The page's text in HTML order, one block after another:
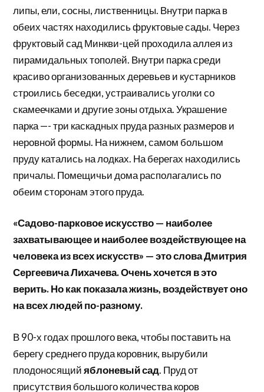
липы, ели, сосны, лиственницы. Внутри парка в
обеих частях находились фруктовые сады. Через
фруктовый сад Минкви-цей проходила аллея из
пирамидальных тополей. Внутри парка среди
красиво организованных деревьев и кустарников
строились беседки, устраивались уголки со
скамеечками и другие зоны отдыха. Украшение
парка —- три каскадных пруда разных размеров и
неровной формы. На нижнем, самом большом
пруду катались на лодках. На берегах находились
причалы. Помещичьи дома располагались по
обеим сторонам этого пруда.
«Садово-парковое искусство — наиболее
захватывающее и наиболее воздействующее на
человека из всех искусств» — это слова Дмитрия
Сергеевича Лихачева. Очень хочется в это
верить. Но как показала жизнь, воздействует оно
на всех людей по-разному.
В 90-х годах прошлого века, чтобы поставить на
берегу среднего пруда коровник, вырубили
плодоносящийяблоневый сад. Пруд от
присутствия большого количества коров